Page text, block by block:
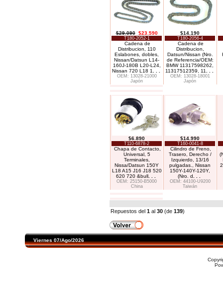
$29.090 $23.590
T180-2052-1
Cadena de
Distribucion, 110
Eslabones, dobles,
Nissan/Datsun L14-
160J-180B L20-L24,
Nissan 720 L18 1
OEM: 13028-21000
Japón
$14.190
T180-2056-4
Cadena de
Distribucion,
Datsun/Nissan (Nro.
de Referencia/OEM:
BMW 11317598262,
11317512359, 11
OEM: 13028-18001
Japón
$6.890
T110-6878-2
Chapa de Contacto,
Universal, 5
Terminales,
Nissa/Datsun 150Y
L18 A15 J16 J18 520
620 720 &bull
OEM: 25150-B5000
China
$14.990
T160-0041-8
Cilindro de Freno,
Trasero, Derecho /
Izquierdo, 13/16
pulgadas., Nissan
150Y-140Y-120Y,
(Nro. d
OEM: 44100-U9200
Taiwán
Repuestos del 1 al 30 (de 139)
Viernes 07/Ago/2026